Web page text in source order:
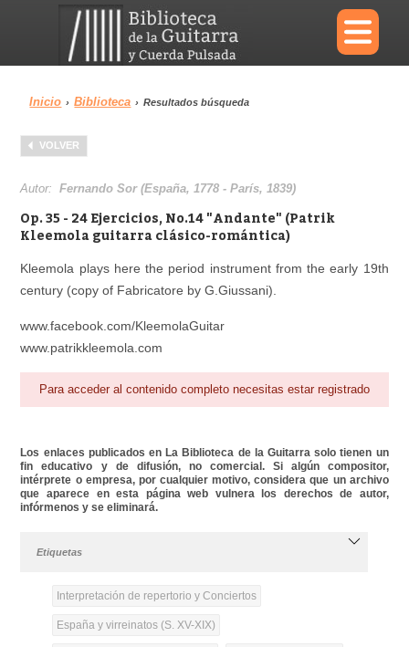
×
Menu
Biblioteca Diccionario
Área personal
Inicio › Biblioteca › Resultados búsqueda
VOLVER
Autor:Fernando Sor (España, 1778 - París, 1839)
Op. 35 - 24 Ejercicios, No.14 "Andante" (Patrik
Kleemola guitarra clásico-romántica)
Kleemola plays here the period instrument from the early 19th
century (copy of Fabricatore by G.Giussani).
www.facebook.com/KleemolaGuitar
www.patrikkleemola.com
Para acceder al contenido completo necesitas estar registrado
Los enlaces publicados en La Biblioteca de la Guitarra solo tienen un
fin educativo y de difusión, no comercial. Si algún compositor,
intérprete o empresa, por cualquier motivo, considera que un archivo
que aparece en esta página web vulnera los derechos de autor,
infórmenos y se eliminará.
Etiquetas
Interpretación de repertorio y Conciertos
España y virreinatos (S. XV-XIX)